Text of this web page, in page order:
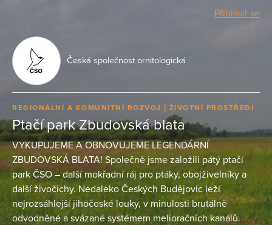
Přihlásit se
Česká společnost ornitologická
REGIONÁLNÍ A KOMUNITNÍ ROZVOJ ŽIVOTNÍ PROSTŘEDÍ
Ptačí park Zbudovská blata
VYKUPUJEME A OBNOVUJEME LEGENDÁRNÍ
ZBUDOVSKÁ BLATA! Společně jsme založili pátý ptačí
park ČSO – další mokřadní ráj pro ptáky, obojživelníky a
další živočichy. Nedaleko Českých Budějovic leží
nejrozsáhlejší jihočeské louky, v minulosti brutálně
odvodněné a svázané systémem melioračních kanálů.